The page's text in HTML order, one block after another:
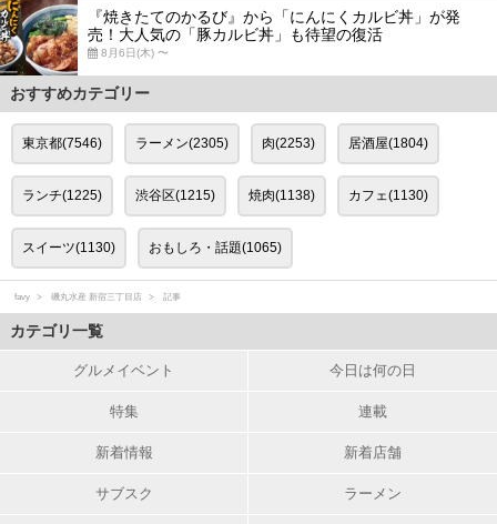
『焼きたてのかるび』から「にんにくカルビ丼」が発
売！大人気の「豚カルビ丼」も待望の復活
8月6日(木) 〜
おすすめカテゴリー
東京都(7546) ラーメン(2305) 肉(2253) 居酒屋(1804)
ランチ(1225) 渋谷区(1215) 焼肉(1138) カフェ(1130)
スイーツ(1130) おもしろ・話題(1065)
favy 磯丸水産 新宿三丁目店 記事
カテゴリ一覧
グルメイベント 今日は何の日
特集 連載
新着情報 新着店舗
サブスク ラーメン